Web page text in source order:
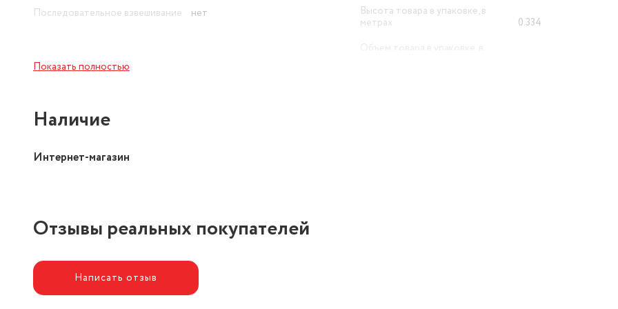
Последовательное взвешивание
нет
Высота товара в упаковке, в
метрах
0.334
Объем товара в упаковке, в
Показать полностью
Наличие
Интернет-магазин
Отзывы реальных покупателей
Написать отзыв